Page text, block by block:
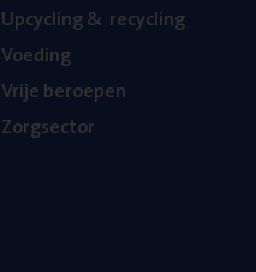
Upcy­cling& recycling
Voe­ding
Vrije beroe­pen
Zorg­sec­tor